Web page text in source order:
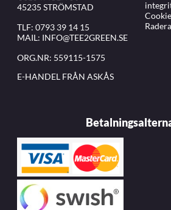
45235 STRÖMSTAD
TLF: 0793 39 14 15
MAIL: INFO@TEE2GREEN.SE
ORG.NR: 559115-1575
E-HANDEL FRÅN ASKÅS